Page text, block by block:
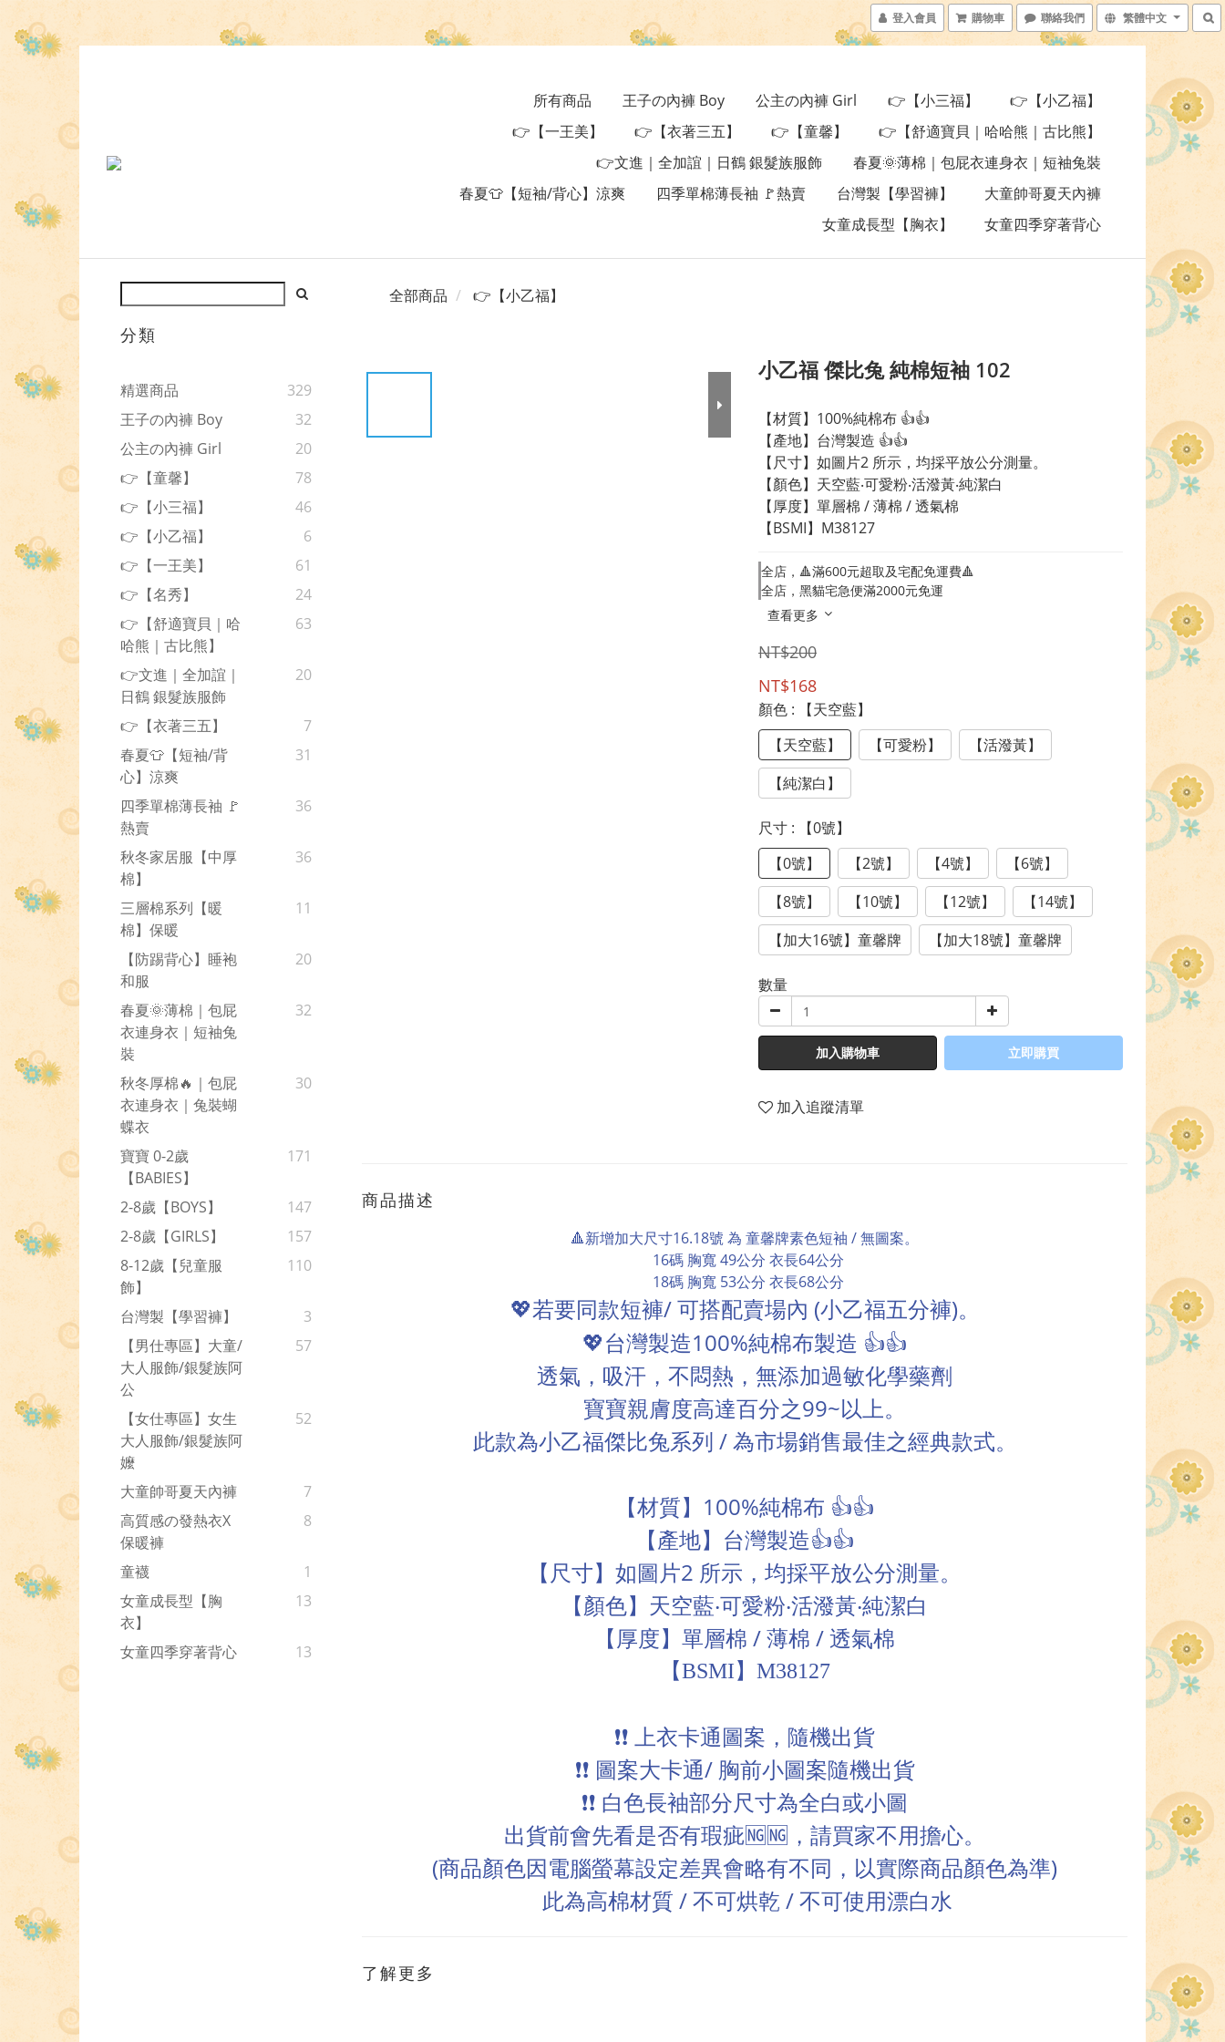
登入會員 購物車 聯絡我們 繁體中文
所有商品 王子の內褲 Boy 公主の內褲 Girl 👉【小三福】
👉【小乙福】
👉【一王美】
👉【衣著三五】 👉【童馨】
👉【舒適寶貝｜哈哈熊｜古比熊】
👉文進｜全加誼｜日鶴 銀髮族服飾
春夏🌞薄棉｜包屁衣連身衣｜短袖兔裝
春夏👕【短袖/背心】涼爽
四季單棉薄長袖 🚩熱賣 台灣製【學習褲】
大童帥哥夏天內褲
女童成長型【胸衣】
女童四季穿著背心
分類
精選商品
329
王子の內褲 Boy
32
公主の內褲 Girl
20
👉【童馨】
78
👉【小三福】
46
👉【小乙福】
6
👉【一王美】
61
👉【名秀】
24
👉【舒適寶貝｜哈
哈熊｜古比熊】
63
👉文進｜全加誼｜
日鶴 銀髮族服飾
20
👉【衣著三五】
7
春夏👕【短袖/背
心】涼爽
31
四季單棉薄長袖 🚩
熱賣
36
秋冬家居服【中厚
棉】
36
三層棉系列【暖
棉】保暖
11
【防踢背心】睡袍
和服
20
春夏🌞薄棉｜包屁
衣連身衣｜短袖兔
裝
32
秋冬厚棉🔥｜包屁
衣連身衣｜兔裝蝴
蝶衣
30
寶寶 0-2歲
【BABIES】
171
2-8歲【BOYS】
147
2-8歲【GIRLS】
157
8-12歲【兒童服
飾】
110
台灣製【學習褲】
3
【男仕專區】大童/
大人服飾/銀髮族阿
公
57
【女仕專區】女生
大人服飾/銀髮族阿
嬤
52
大童帥哥夏天內褲
7
高質感の發熱衣x
保暖褲
8
童襪
1
女童成長型【胸
衣】
13
女童四季穿著背心 13
全部商品 👉【小乙福】
小乙福 傑比兔 純棉短袖 102
【材質】100%純棉布 👍👍
【產地】台灣製造 👍👍
【尺寸】如圖片2 所示，均採平放公分測量。
【顏色】天空藍‧可愛粉‧活潑黃‧純潔白
【厚度】單層棉 / 薄棉 / 透氣棉
【BSMI】M38127
全店，🔺滿600元超取及宅配免運費🔺
全店，黑貓宅急便滿2000元免運
查看更多
NT$200
NT$168
顏色 : 【天空藍】
【天空藍】
【可愛粉】
【活潑黃】
【純潔白】
尺寸 : 【0號】
【0號】
【2號】 【4號】
【6號】
【8號】
【10號】 【12號】
【14號】
【加大16號】童馨牌
【加大18號】童馨牌
數量
加入購物車 立即購買
加入追蹤清單
商品描述
🔺新增加大尺寸16.18號 為 童馨牌素色短袖 / 無圖案。
16碼 胸寬 49公分 衣長64公分
18碼 胸寬 53公分 衣長68公分
💖若要同款短褲/ 可搭配賣場內 (小乙福五分褲)。
💖台灣製造100%純棉布製造 👍👍
透氣，吸汗，不悶熱，無添加過敏化學藥劑
寶寶親膚度高達百分之99~以上。
此款為小乙福傑比兔系列 /為市場銷售最佳之經典款式。
【材質】 100%純棉布 👍👍
【產地】台灣製造👍👍
【尺寸】如圖片2 所示，均採平放公分測量。
【顏色】天空藍‧可愛粉‧活潑黃‧純潔白
【厚度】單層棉 /薄棉 /透氣棉
【BSMI】M38127
❗❗ 上衣卡通圖案，隨機出貨
❗❗ 圖案大卡通/ 胸前小圖案隨機出貨
❗❗ 白色長袖部分尺寸為全白或小圖
出貨前會先看是否有瑕疵🆖🆖 ，請買家不用擔心。
(商品顏色因電腦螢幕設定差異會略有不同，以實際商品顏色為準)
此為高棉材質 / 不可烘乾 / 不可使用漂白水
了解更多